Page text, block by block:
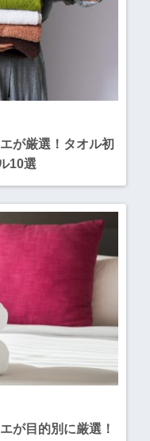
が厳選！タオル初
10選
が目的別に厳選！